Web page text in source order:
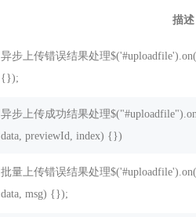
描述
异步上传错误结果处理
{});
异步上传成功结果处理
data, previewId, index) {})
批量上传错误结果处理
data, msg) {});